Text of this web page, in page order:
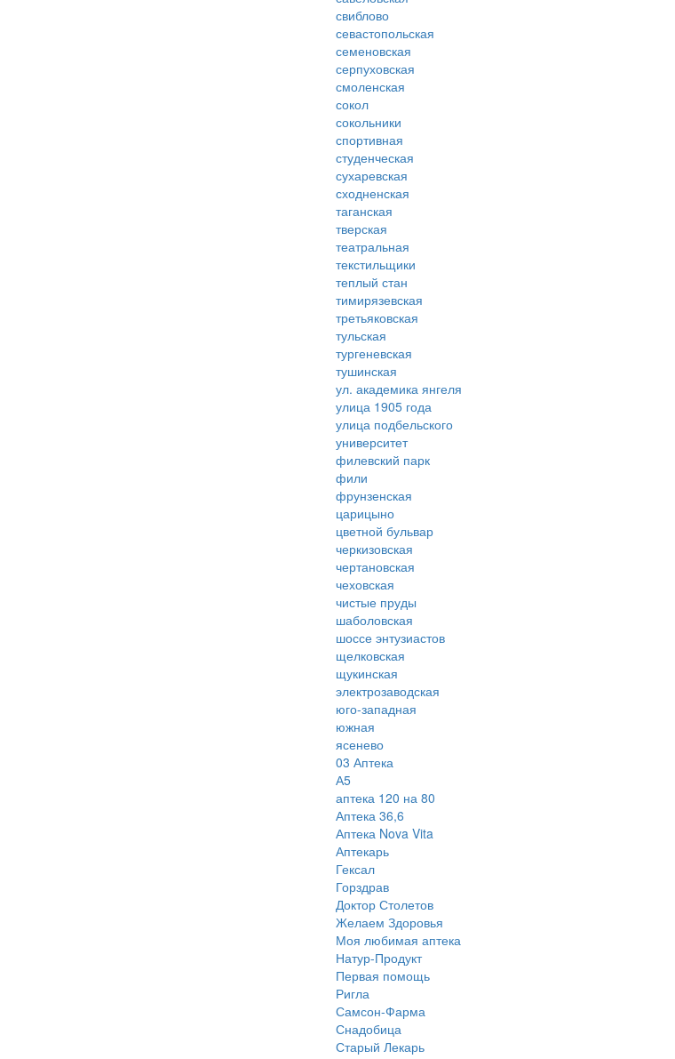
свиблово
севастопольская
семеновская
серпуховская
смоленская
сокол
сокольники
спортивная
студенческая
сухаревская
сходненская
таганская
тверская
театральная
текстильщики
теплый стан
тимирязевская
третьяковская
тульская
тургеневская
тушинская
ул. академика янгеля
улица 1905 года
улица подбельского
университет
филевский парк
фили
фрунзенская
царицыно
цветной бульвар
черкизовская
чертановская
чеховская
чистые пруды
шаболовская
шоссе энтузиастов
щелковская
щукинская
электрозаводская
юго-западная
южная
ясенево
03 Аптека
А5
аптека 120 на 80
Аптека 36,6
Аптека Nova Vita
Аптекарь
Гексал
Горздрав
Доктор Столетов
Желаем Здоровья
Моя любимая аптека
Натур-Продукт
Первая помощь
Ригла
Самсон-Фарма
Снадобица
Старый Лекарь